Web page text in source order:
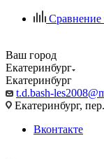
Сравнение
Ваш город
Екатеринбург
Екатеринбург
t.d.bash-
Екатеринбург,
Вконтакте